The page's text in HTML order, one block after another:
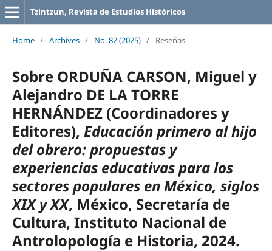
Tzintzun, Revista de Estudios Históricos
Home / Archives / No. 82 (2025) / Reseñas
Sobre ORDUÑA CARSON, Miguel y
Alejandro DE LA TORRE
HERNÁNDEZ (Coordinadores y
Editores), Educación primero al hijo
del obrero: propuestas y
experiencias educativas para los
sectores populares en México, siglos
XIX y XX, México, Secretaría de
Cultura, Instituto Nacional de
Antrolopología e Historia, 2024.